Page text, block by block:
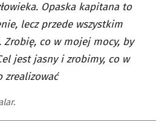
Opaska kapitana to
lecz przede wszystkim
Zrobię, co w mojej mocy, by
jest jasny i zrobimy, co w
zrealizować